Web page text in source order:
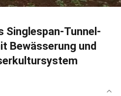
Singlespan-Tunnel-
Bewässerung und